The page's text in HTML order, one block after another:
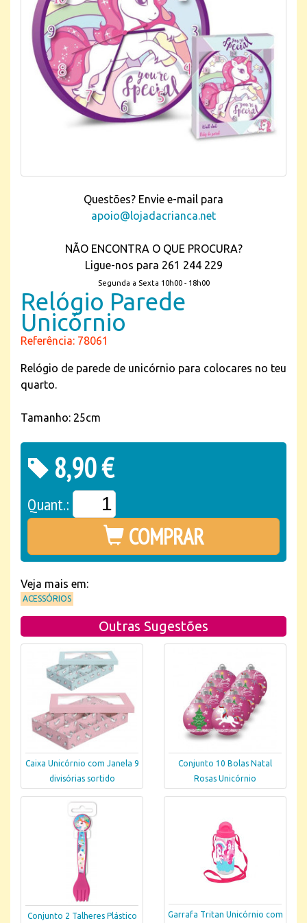
Questões? Envie e-mail para
apoio@lojadacrianca.net
NÃO ENCONTRA O QUE PROCURA?
Ligue-nos para 261 244 229
Segunda a Sexta 10h00 - 18h00
Relógio Parede
Unicórnio
Referência: 78061
Relógio de parede de unicórnio para colocares no teu
quarto.
Tamanho: 25cm
8,90 €
Quant.:
COMPRAR
Veja mais em:
ACESSÓRIOS
Outras Sugestões
Caixa Unicórnio com Janela 9
divisórias sortido
Conjunto 10 Bolas Natal
Rosas Unicórnio
Conjunto 2 Talheres Plástico Garrafa Tritan Unicórnio com